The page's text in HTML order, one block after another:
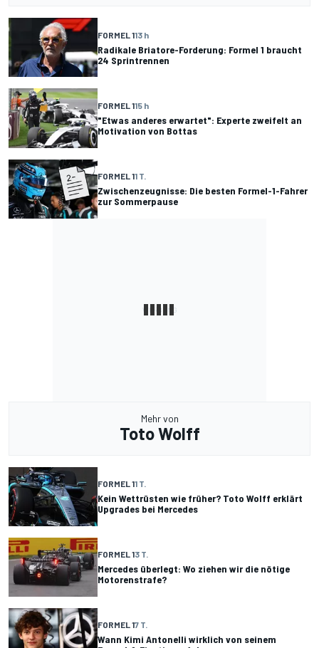
FORMEL 113 h
Radikale Briatore-Forderung: Formel 1 braucht
24 Sprintrennen
FORMEL 115 h
"Etwas anderes erwartet": Experte zweifelt an
Motivation von Bottas
FORMEL 11 T.
Zwischenzeugnisse: Die besten Formel-1-Fahrer
zur Sommerpause
Mehr von
Toto Wolff
FORMEL 11 T.
Kein Wettrüsten wie früher? Toto Wolff erklärt
Upgrades bei Mercedes
FORMEL 13 T.
Mercedes überlegt: Wo ziehen wir die nötige
Motorenstrafe?
FORMEL 17 T.
Wann Kimi Antonelli wirklich von seinem